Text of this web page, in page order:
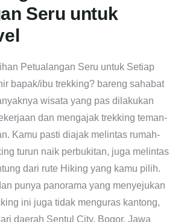
Seru untuk
Petualangan Seru untuk Setiap
bapak/ibu trekking? bareng sahabat
wisata yang pas dilakukan
dan mengajak trekking teman-
Kamu pasti diajak melintas rumah-
turun naik perbukitan, juga melintas
dari rute Hiking yang kamu pilih.
punya panorama yang menyejukan
ini juga tidak menguras kantong,
daerah Sentul City, Bogor, Jawa